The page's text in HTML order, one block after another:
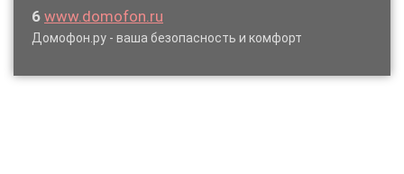
6 www.domofon.ru
Домофон.ру - ваша безопасность и комфорт